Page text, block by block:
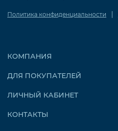
Политика конфиденциальности |
КОМПАНИЯ
ДЛЯ ПОКУПАТЕЛЕЙ
ЛИЧНЫЙ КАБИНЕТ
КОНТАКТЫ